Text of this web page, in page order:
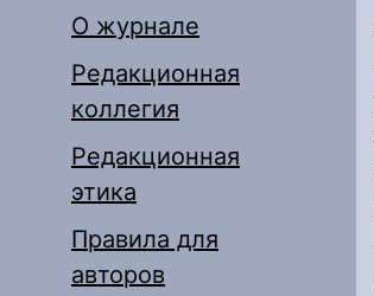
О журнале
Редакционная
коллегия
Редакционная
этика
Правила для
авторов